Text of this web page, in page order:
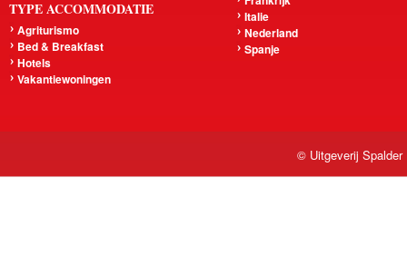
TYPE ACCOMMODATIE
Agriturismo
Bed & Breakfast
Hotels
Vakantiewoningen
Italie
Nederland
Spanje
© Uitgeverij